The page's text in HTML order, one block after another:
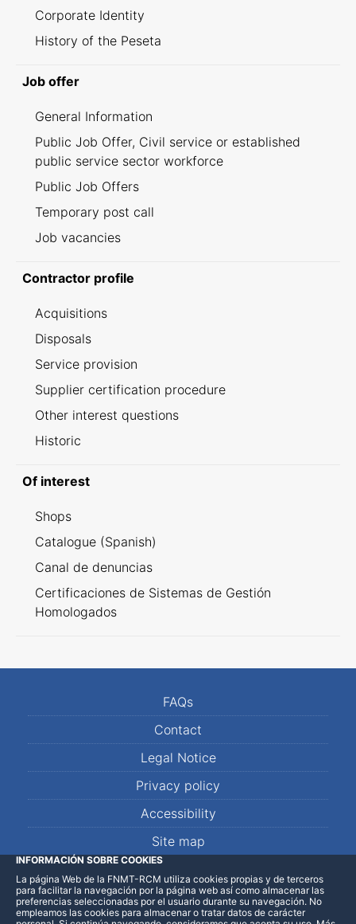
Corporate Identity
History of the Peseta
Job offer
General Information
Public Job Offer, Civil service or established
public service sector workforce
Public Job Offers
Temporary post call
Job vacancies
Contractor profile
Acquisitions
Disposals
Service provision
Supplier certification procedure
Other interest questions
Historic
Of interest
Shops
Catalogue (Spanish)
Canal de denuncias
Certificaciones de Sistemas de Gestión
Homologados
FAQs
Contact
Legal Notice
Privacy policy
Accessibility
Site map
LinkedInFacebookWhatsApp
INFORMACIÓN SOBRE COOKIES
La página Web de la FNMT-RCM utiliza cookies propias y de terceros
para facilitar la navegación por la página web así como almacenar las
preferencias seleccionadas por el usuario durante su navegación. No
empleamos las cookies para almacenar o tratar datos de carácter